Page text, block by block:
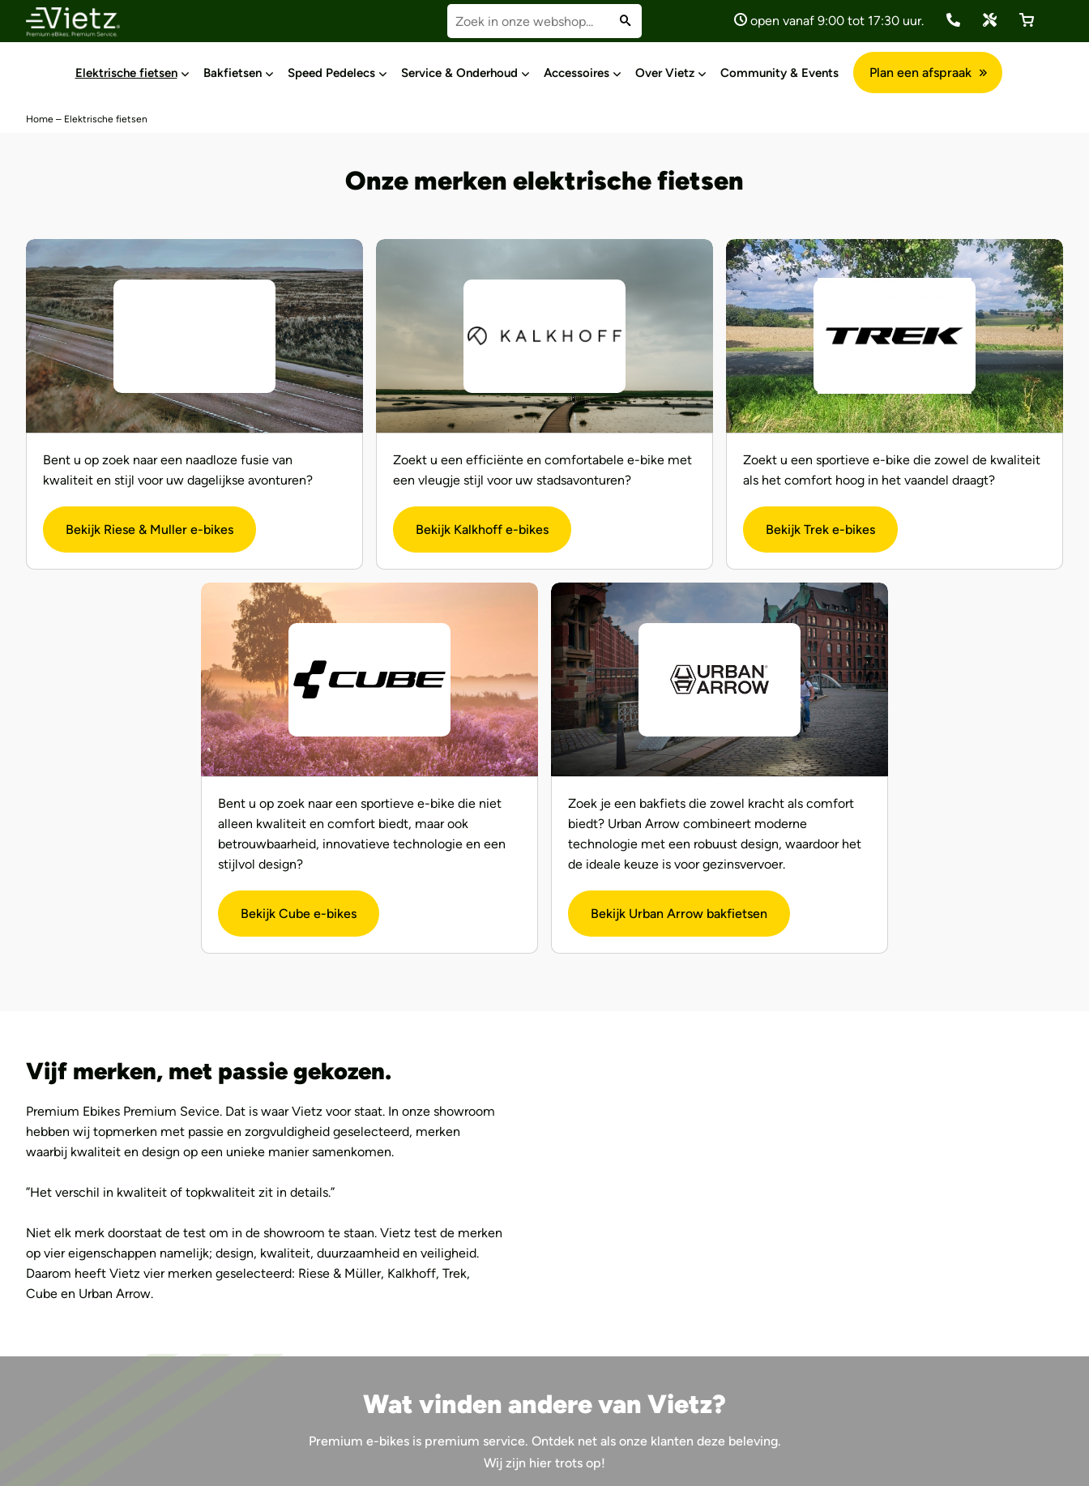
open vanaf 9:00 tot 17:30 uur.
Elektrische fietsen Bakfietsen Speed Pedelecs Service & Onderhoud Accessoires Over Vietz Community & Events Plan een afspraak
Home – Elektrische fietsen
Onze merken elektrische fietsen
Bent u op zoek naar een naadloze fusie van
kwaliteit en stijl voor uw dagelijkse avonturen?
Bekijk Riese & Muller e-bikes
Zoekt u een efficiënte en comfortabele e-bike met
een vleugje stijl voor uw stadsavonturen?
Bekijk Kalkhoff e-bikes
Zoekt u een sportieve e-bike die zowel de kwaliteit
als het comfort hoog in het vaandel draagt?
Bekijk Trek e-bikes
Bent u op zoek naar een sportieve e-bike die niet
alleen kwaliteit en comfort biedt, maar ook
betrouwbaarheid, innovatieve technologie en een
stijlvol design?
Bekijk Cube e-bikes
Zoek je een bakfiets die zowel kracht als comfort
biedt? Urban Arrow combineert moderne
technologie met een robuust design, waardoor het
de ideale keuze is voor gezinsvervoer.
Bekijk Urban Arrow bakfietsen
Vijf merken, met passie gekozen.
Premium Ebikes Premium Sevice. Dat is waar Vietz voor staat. In onze showroom
hebben wij topmerken met passie en zorgvuldigheid geselecteerd, merken
waarbij kwaliteit en design op een unieke manier samenkomen.
”Het verschil in kwaliteit of topkwaliteit zit in details.”
Niet elk merk doorstaat de test om in de showroom te staan. Vietz test de merken
op vier eigenschappen namelijk; design, kwaliteit, duurzaamheid en veiligheid.
Daarom heeft Vietz vier merken geselecteerd: Riese & Müller, Kalkhoff, Trek,
Cube en Urban Arrow.
Wat vinden andere van Vietz?
Premium e-bikes is premium service. Ontdek net als onze klanten deze beleving.
Wij zijn hier trots op!